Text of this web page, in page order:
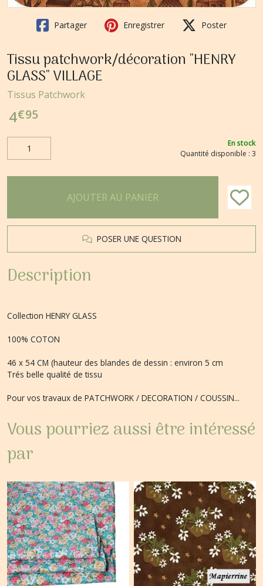
Partager Enregistrer Poster
Tissu patchwork/décoration "HENRY
GLASS" VILLAGE
Tissus Patchwork
4€95
En stock
Quantité disponible : 3
AJOUTER AU PANIER
POSER UNE QUESTION
Description
Collection HENRY GLASS
100% COTON
46 x 54 CM (hauteur des blandes de dessin : environ 5 cm
Trés belle qualité de tissu
Pour vos travaux de PATCHWORK / DECORATION / COUSSIN...
Vous pourriez aussi être intéressé
par